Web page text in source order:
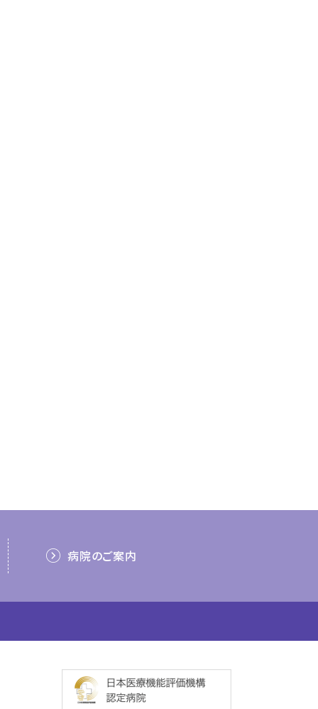
病院のご案内